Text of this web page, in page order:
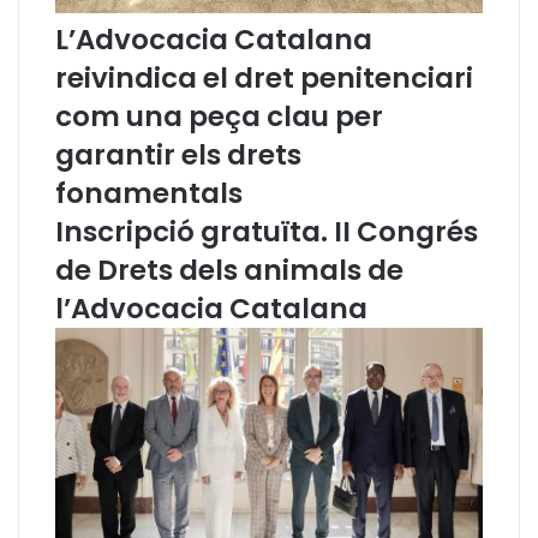
o
d
i
d
i
c
r
m
i
n
a
c
i
ó
:
L
l
c
d
e
p
e
o
e
s
a
m
b
f
i
n
a
l
i
L’Advocacia Catalana
reivindica el dret penitenciari
com una peça clau per
garantir els drets
fonamentals
Inscripció gratuïta. II Congrés
de Drets dels animals de
l’Advocacia Catalana